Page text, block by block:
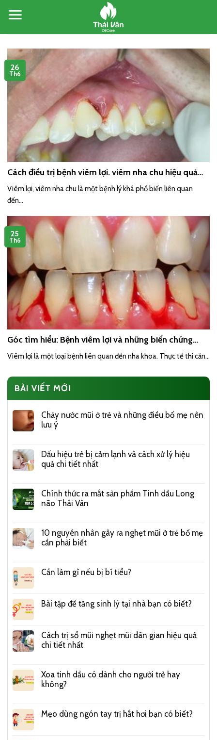
Cách điều trị bệnh viêm lợi. viêm nha chu hiệu quả
nhất
Viêm lợi, viêm nha chu là một bệnh lý khá phổ biến liên quan
đến...
26
Th6
Góc tìm hiểu: Bệnh viêm lợi và những biến chứng
nguy hiểm
Viêm lợi là một loại bệnh liên quan đến nha khoa. Thực tế thì căn...
25
Th6
BÀI VIẾT MỚI
Chảy nước mũi ở trẻ và những điều bố mẹ nên
lưu ý
Dấu hiệu trẻ bị cảm lạnh và cách xử lý hiệu
quả chi tiết nhất
Chính thức ra mắt sản phẩm Tinh dầu Long
não Thái Vân
10 nguyên nhân gây ra nghẹt mũi ở trẻ bố mẹ
cần phải biết
Cần làm gì nếu bị bí tiểu?
Bài tập để tăng sinh lý tại nhà bạn có biết?
Cách trị sổ mũi nghẹt mũi dân gian hiệu quả
chi tiết nhất
Xoa tinh dầu có dành cho người trẻ hay
không?
Mẹo dùng ngón tay trị hắt hơi bạn có biết?